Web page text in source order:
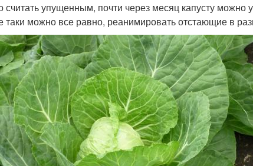
упущенным, почти через месяц капусту можно
таки можно все равно, реанимировать отстающие в